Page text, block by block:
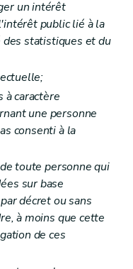
un intérêt
public lié à la
statistiques et du
à caractère
une personne
consenti à la
toute personne qui
sur base
décret ou sans
à moins que cette
de ces